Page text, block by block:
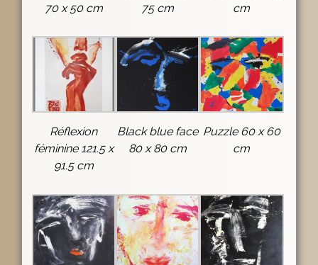
70 x 50 cm
75 cm
cm
Réflexion
féminine 121.5 x
91.5 cm
Black blue face
80 x 80 cm
Puzzle 60 x 60
cm